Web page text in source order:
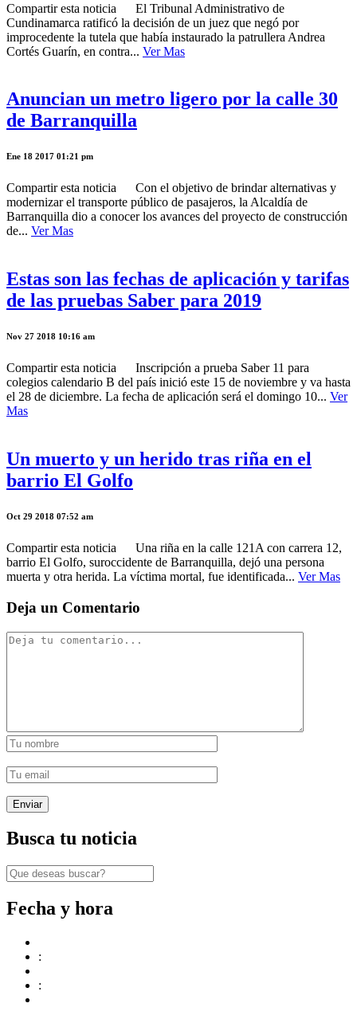
Compartir esta noticia El Tribunal Administrativo de
Cundinamarca ratificó la decisión de un juez que negó por
improcedente la tutela que había instaurado la patrullera Andrea
Cortés Guarín, en contra... Ver Mas
Anuncian un metro ligero por la calle 30
de Barranquilla
Ene 18 2017 01:21 pm
Compartir esta noticia Con el objetivo de brindar alternativas y
modernizar el transporte público de pasajeros, la Alcaldía de
Barranquilla dio a conocer los avances del proyecto de construcción
de... Ver Mas
Estas son las fechas de aplicación y tarifas
de las pruebas Saber para 2019
Nov 27 2018 10:16 am
Compartir esta noticia Inscripción a prueba Saber 11 para
colegios calendario B del país inició este 15 de noviembre y va hasta
el 28 de diciembre. La fecha de aplicación será el domingo 10... Ver
Mas
Un muerto y un herido tras riña en el
barrio El Golfo
Oct 29 2018 07:52 am
Compartir esta noticia Una riña en la calle 121A con carrera 12,
barrio El Golfo, suroccidente de Barranquilla, dejó una persona
muerta y otra herida. La víctima mortal, fue identificada... Ver Mas
Deja un Comentario
Busca tu noticia
Fecha y hora
:
: